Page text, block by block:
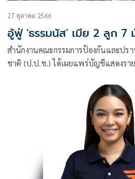
27 ตุลาคม 2566
อู้ฟู่ 'ธรรมนัส' เมีย 2 ลูก 7
สำนักงานคณะกรรมการป้องกันและปร
ชาติ (ป.ป.ช.) ได้เผยแพร่บัญชีแสดงรา